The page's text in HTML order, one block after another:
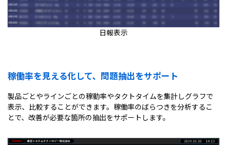
日報表示
稼働率を見える化して、問題抽出をサポート
製品ごとやラインごとの稼動率やタクトタイムを集計しグラフで
表示、比較することができます。稼働率のばらつきを分析するこ
とで、改善が必要な箇所の抽出をサポートします。